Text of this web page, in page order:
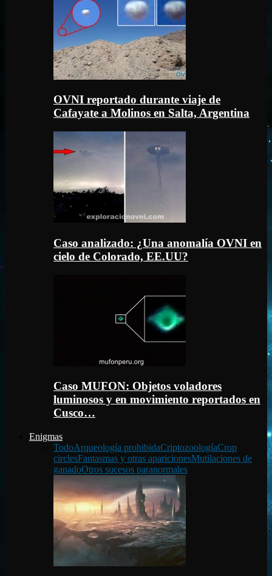
OVNI reportado durante viaje de
Cafayate a Molinos en Salta, Argentina
Caso analizado: ¿Una anomalía OVNI en
cielo de Colorado, EE.UU?
Caso MUFON: Objetos voladores
luminosos y en movimiento reportados en
Cusco…
Enigmas
TodoArqueología prohibidaCriptozoologíaCrop
circlesFantasmas y otras aparicionesMutilaciones de
ganadoOtros sucesos paranormales